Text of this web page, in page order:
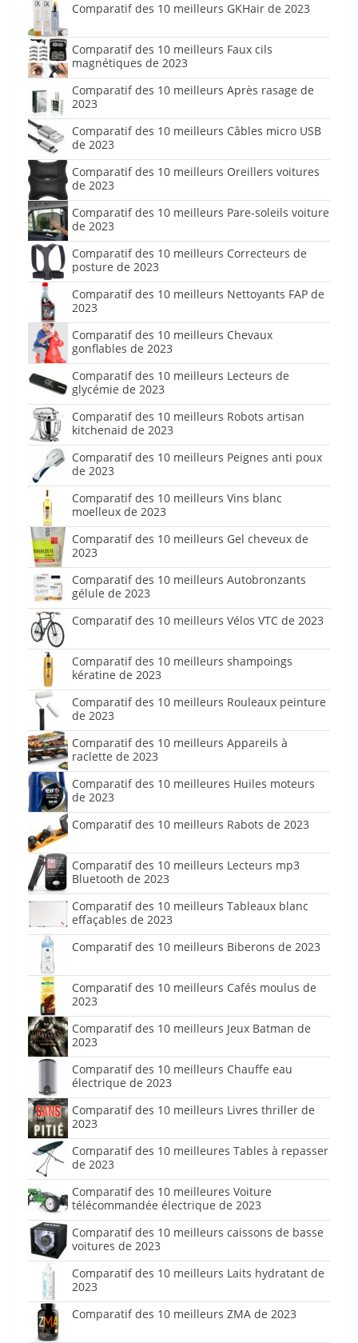
Comparatif des 10 meilleurs GKHair de 2023
Comparatif des 10 meilleurs Faux cils
magnétiques de 2023
Comparatif des 10 meilleurs Après rasage de
2023
Comparatif des 10 meilleurs Câbles micro USB
de 2023
Comparatif des 10 meilleurs Oreillers voitures
de 2023
Comparatif des 10 meilleurs Pare-soleils voiture
de 2023
Comparatif des 10 meilleurs Correcteurs de
posture de 2023
Comparatif des 10 meilleurs Nettoyants FAP de
2023
Comparatif des 10 meilleurs Chevaux
gonflables de 2023
Comparatif des 10 meilleurs Lecteurs de
glycémie de 2023
Comparatif des 10 meilleurs Robots artisan
kitchenaid de 2023
Comparatif des 10 meilleurs Peignes anti poux
de 2023
Comparatif des 10 meilleurs Vins blanc
moelleux de 2023
Comparatif des 10 meilleurs Gel cheveux de
2023
Comparatif des 10 meilleurs Autobronzants
gélule de 2023
Comparatif des 10 meilleurs Vélos VTC de 2023
Comparatif des 10 meilleurs shampoings
kératine de 2023
Comparatif des 10 meilleurs Rouleaux peinture
de 2023
Comparatif des 10 meilleurs Appareils à
raclette de 2023
Comparatif des 10 meilleures Huiles moteurs
de 2023
Comparatif des 10 meilleurs Rabots de 2023
Comparatif des 10 meilleurs Lecteurs mp3
Bluetooth de 2023
Comparatif des 10 meilleurs Tableaux blanc
effaçables de 2023
Comparatif des 10 meilleurs Biberons de 2023
Comparatif des 10 meilleurs Cafés moulus de
2023
Comparatif des 10 meilleurs Jeux Batman de
2023
Comparatif des 10 meilleurs Chauffe eau
électrique de 2023
Comparatif des 10 meilleurs Livres thriller de
2023
Comparatif des 10 meilleures Tables à repasser
de 2023
Comparatif des 10 meilleures Voiture
télécommandée électrique de 2023
Comparatif des 10 meilleurs caissons de basse
voitures de 2023
Comparatif des 10 meilleurs Laits hydratant de
2023
Comparatif des 10 meilleurs ZMA de 2023